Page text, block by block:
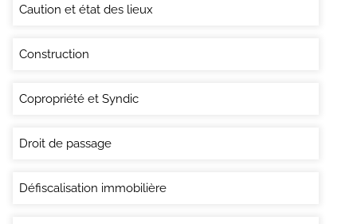
Caution et état des lieux
Construction
Copropriété et Syndic
Droit de passage
Défiscalisation immobilière